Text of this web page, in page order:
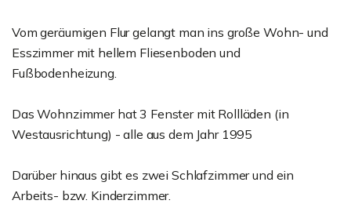
Vom geräumigen Flur gelangt man ins große Wohn- und
Esszimmer mit hellem Fliesenboden und
Fußbodenheizung.
Das Wohnzimmer hat 3 Fenster mit Rollläden (in
Westausrichtung) - alle aus dem Jahr 1995
Darüber hinaus gibt es zwei Schlafzimmer und ein
Arbeits- bzw. Kinderzimmer.